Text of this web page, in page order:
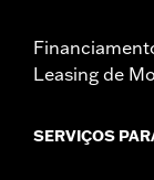
Leasing de
SERVIÇOS